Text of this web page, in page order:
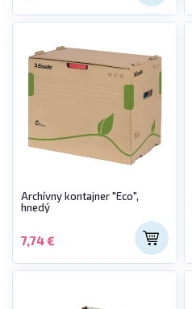
Archívny kontajner "Eco",
hnedý
7,74 €